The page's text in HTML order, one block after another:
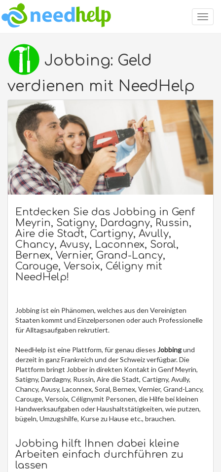
Jobbing: Geld
verdienen mit NeedHelp
Entdecken Sie das Jobbing in Genf
Meyrin, Satigny, Dardagny, Russin,
Aire die Stadt, Cartigny, Avully,
Chancy, Avusy, Laconnex, Soral,
Bernex, Vernier, Grand-Lancy,
Carouge, Versoix, Céligny mit
NeedHelp!
Jobbing ist ein Phänomen, welches aus den Vereinigten
Staaten kommt und Einzelpersonen oder auch Professionelle
für Alltagsaufgaben rekrutiert.
NeedHelp ist eine Plattform, für genau dieses Jobbingund
derzeit in ganz Frankreich und der Schweiz verfügbar. Die
Plattform bringt Jobber in direkten Kontakt in Genf Meyrin,
Satigny, Dardagny, Russin, Aire die Stadt, Cartigny, Avully,
Chancy, Avusy, Laconnex, Soral, Bernex, Vernier, Grand-Lancy,
Carouge, Versoix, Célignymit Personen, die Hilfe bei kleinen
Handwerksaufgaben oder Haushaltstätigkeiten, wie putzen,
bügeln, Umzugshilfe, Kurse zu Hause etc., brauchen.
Jobbing hilft Ihnen dabei kleine
Arbeiten einfach durchführen zu
lassen